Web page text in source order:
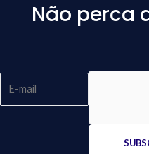
Não perca